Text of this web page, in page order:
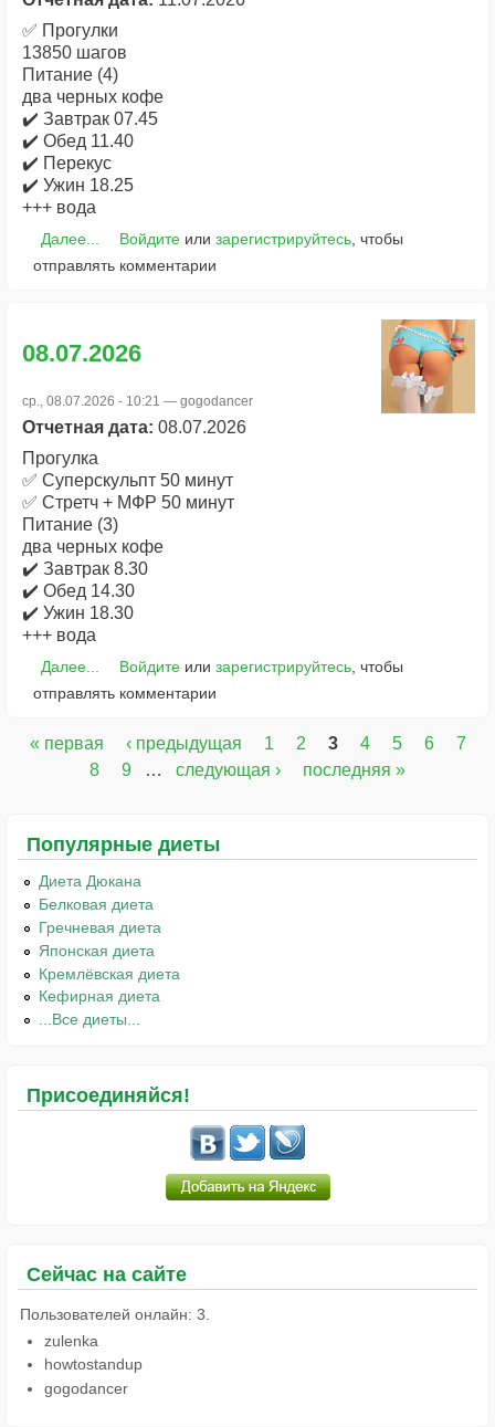
✅ Прогулки
13850 шагов
Питание (4)
два черных кофе
✔️ Завтрак 07.45
✔️ Обед 11.40
✔️ Перекус
✔️ Ужин 18.25
+++ вода
Далее... Войдитеили зарегистрируйтесь, чтобы
отправлять комментарии
08.07.2026
ср., 08.07.2026 - 10:21 — gogodancer
Отчетная дата: 08.07.2026
Прогулка
✅ Суперскульпт 50 минут
✅ Стретч + МФР 50 минут
Питание (3)
два черных кофе
✔️ Завтрак 8.30
✔️ Обед 14.30
✔️ Ужин 18.30
+++ вода
Далее... Войдитеили зарегистрируйтесь, чтобы
отправлять комментарии
Страницы
« первая ‹ предыдущая 1 2 3 4 5 6
7
8
9 … следующая › последняя »
Популярные диеты
Диета Дюкана
Белковая диета
Гречневая диета
Японская диета
Кремлёвская диета
Кефирная диета
...Все диеты...
Присоединяйся!
Сейчас на сайте
Пользователей онлайн: 3.
zulenka
howtostandup
gogodancer